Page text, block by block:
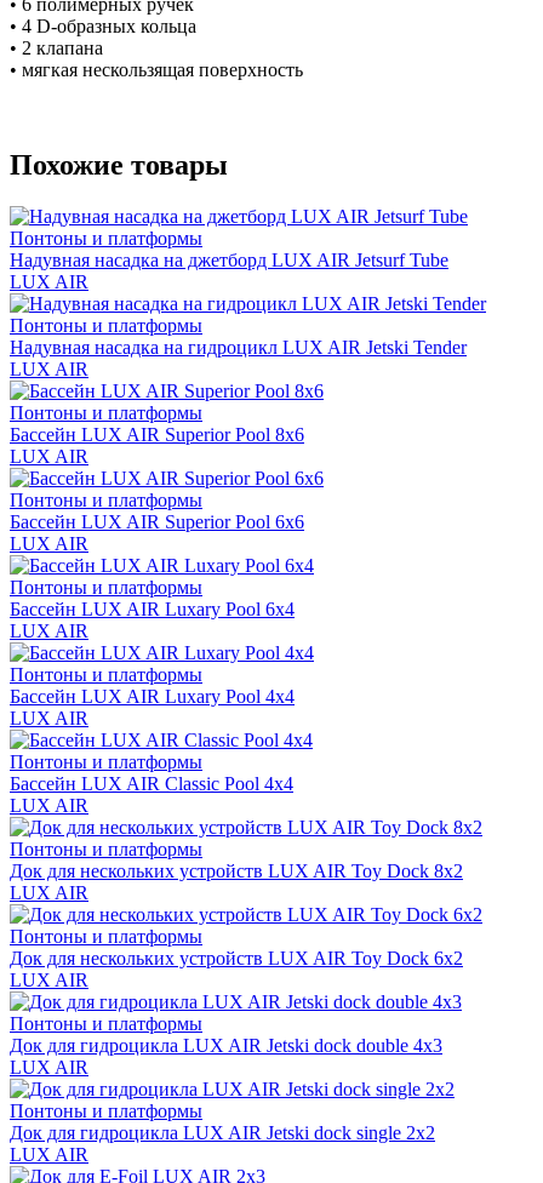
• 6 полимерных ручек
• 4 D-образных кольца
• 2 клапана
• мягкая нескользящая поверхность
Похожие товары
Понтоны и платформы
Надувная насадка на джетборд LUX AIR Jetsurf Tube
LUX AIR
Понтоны и платформы
Надувная насадка на гидроцикл LUX AIR Jetski Tender
LUX AIR
Понтоны и платформы
Бассейн LUX AIR Superior Pool 8x6
LUX AIR
Понтоны и платформы
Бассейн LUX AIR Superior Pool 6x6
LUX AIR
Понтоны и платформы
Бассейн LUX AIR Luxary Pool 6x4
LUX AIR
Понтоны и платформы
Бассейн LUX AIR Luxary Pool 4x4
LUX AIR
Понтоны и платформы
Бассейн LUX AIR Classic Pool 4x4
LUX AIR
Понтоны и платформы
Док для нескольких устройств LUX AIR Toy Dock 8x2
LUX AIR
Понтоны и платформы
Док для нескольких устройств LUX AIR Toy Dock 6x2
LUX AIR
Понтоны и платформы
Док для гидроцикла LUX AIR Jetski dock double 4x3
LUX AIR
Понтоны и платформы
Док для гидроцикла LUX AIR Jetski dock single 2x2
LUX AIR